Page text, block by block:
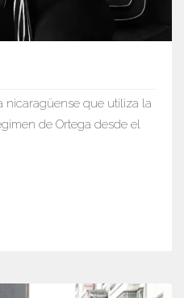
nicaragüense que utiliza la
de Ortega desde el